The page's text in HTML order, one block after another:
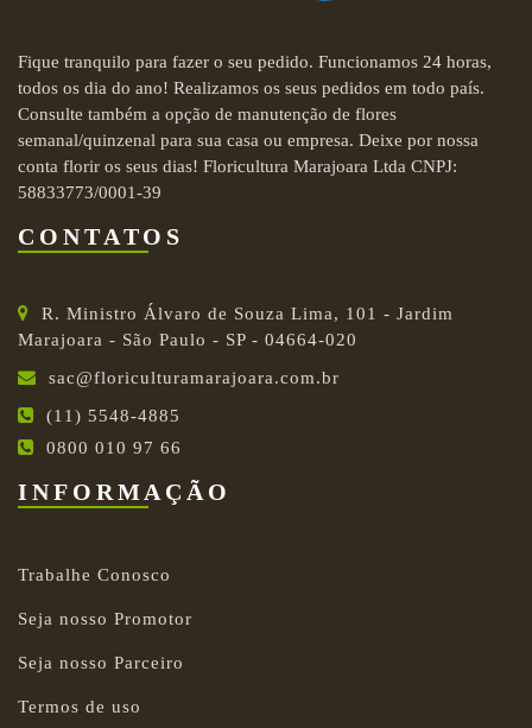
Fique tranquilo para fazer o seu pedido. Funcionamos 24 horas,
todos os dia do ano! Realizamos os seus pedidos em todo país.
Consulte também a opção de manutenção de flores
semanal/quinzenal para sua casa ou empresa. Deixe por nossa
conta florir os seus dias! Floricultura Marajoara Ltda CNPJ:
58833773/0001-39
CONTATOS
R. Ministro Álvaro de Souza Lima, 101 - Jardim
Marajoara - São Paulo - SP - 04664-020
sac@floriculturamarajoara.com.br
(11) 5548-4885
0800 010 97 66
INFORMAÇÃO
Trabalhe Conosco
Seja nosso Promotor
Seja nosso Parceiro
Termos de uso